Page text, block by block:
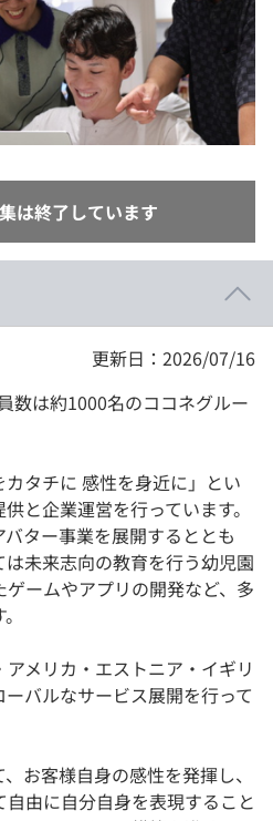
は終了しています
更新日：2026/07/16
数は約1000名のココネグルー
タチに 感性を身近に」とい
と企業運営を行っています。
ター事業を展開するととも
未来志向の教育を行う幼児園
ームやアプリの開発など、多
メリカ・エストニア・イギリ
バルなサービス展開を行って
お客様自身の感性を発揮し、
由に自分自身を表現すること